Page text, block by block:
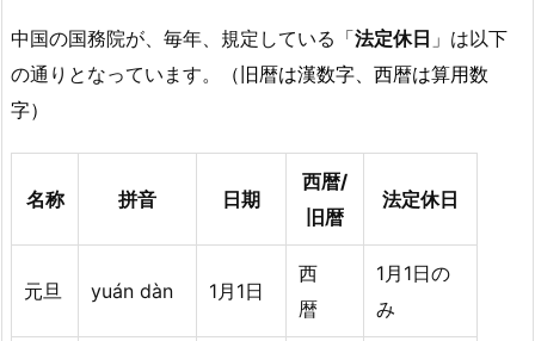
中国の国務院が、毎年、規定している「法定休日 」は以下
の通りとなっています。
（旧暦は漢数字、西暦は算用数
字）
名称 拼音 日期
西暦/
旧暦
法定休日
元旦 yuán dàn 1月1日
西
暦
1月1日の
み